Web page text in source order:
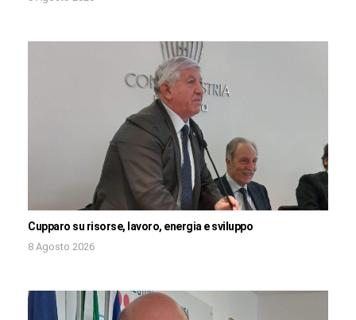
Cupparo su risorse, lavoro, energia e sviluppo
8 Agosto 2026